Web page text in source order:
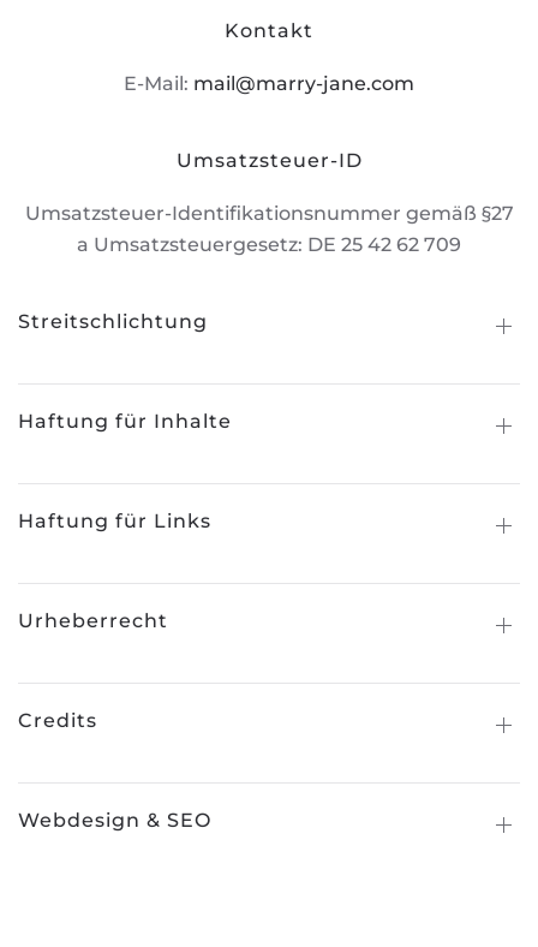
Kontakt
E-Mail: mail@marry-jane.com
Umsatzsteuer-ID
Umsatzsteuer-Identifikationsnummer gemäß §27
a Umsatzsteuergesetz: DE 25 42 62 709
Streitschlichtung
Haftung für Inhalte
Haftung für Links
Urheberrecht
Credits
Webdesign & SEO